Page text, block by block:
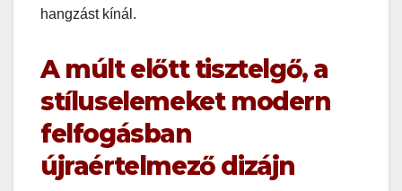
hangzást kínál.
A múlt előtt tisztelgő, a
stíluselemeket modern
felfogásban
újraértelmező dizájn